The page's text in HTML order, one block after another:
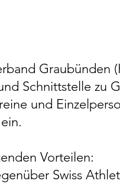
Graubünden
Schnittstelle zu
und
Vorteilen:
Swiss